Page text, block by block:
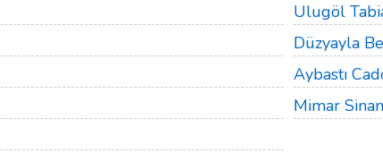
Ulugöl
Düzyayla
Aybastı
Mimar